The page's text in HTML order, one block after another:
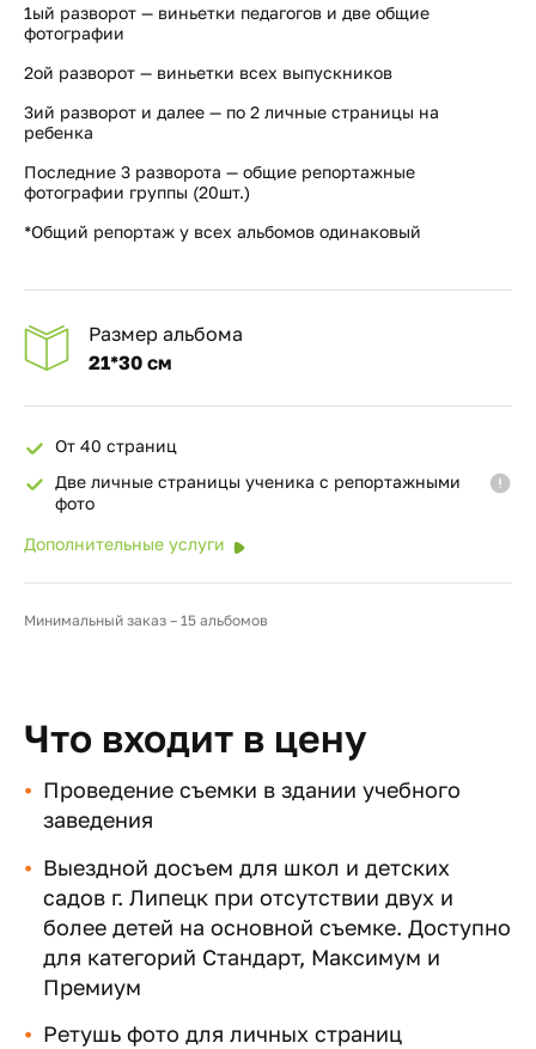
1ый разворот — виньетки педагогов и две общие
фотографии
2ой разворот — виньетки всех выпускников
3ий разворот и далее — по 2 личные страницы на
ребенка
Последние 3 разворота — общие репортажные
фотографии группы (20шт.)
*Общий репортаж у всех альбомов одинаковый
Размер альбома
21*30 см
От 40 страниц
Две личные страницы ученика с репортажными
фото
Дополнительные услуги
Минимальный заказ – 15 альбомов
Что входит в цену
Проведение съемки в здании учебного
заведения
Выездной досъем для школ и детских
садов г. Липецк при отсутствии двух и
более детей на основной съемке. Доступно
для категорий Стандарт, Максимум и
Премиум
Ретушь фото для личных страниц